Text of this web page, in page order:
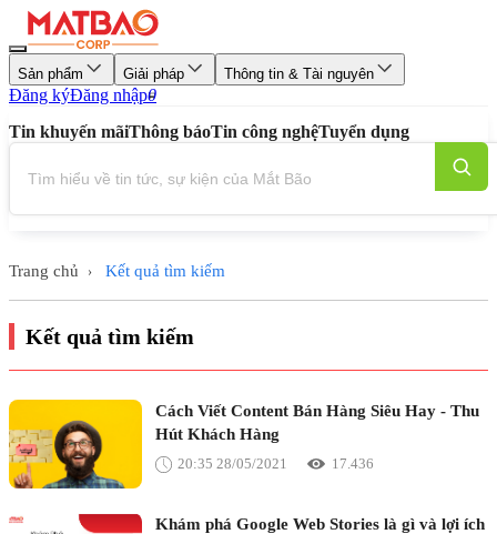
Sản phẩm Giải pháp Thông tin & Tài nguyên
Đăng kýĐăng nhập0
Tin khuyến mãiThông báoTin công nghệTuyển dụng
Trang chủ › Kết quả tìm kiếm
Kết quả tìm kiếm
Cách Viết Content Bán Hàng Siêu Hay - Thu
Hút Khách Hàng
20:35 28/05/2021 17.436
Khám phá Google Web Stories là gì và lợi ích